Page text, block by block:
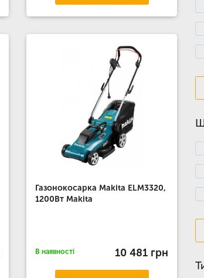
Газонокосарка Makita ELM3320,
1200Вт Makita
В наявності 10 481 грн